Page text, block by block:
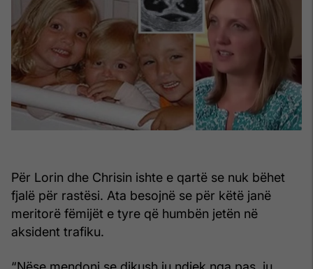
Për Lorin dhe Chrisin ishte e qartë se nuk bëhet
fjalë për rastësi. Ata besojnë se për këtë janë
meritorë fëmijët e tyre që humbën jetën në
aksident trafiku.